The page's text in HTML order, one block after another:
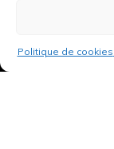
Politique de cookies